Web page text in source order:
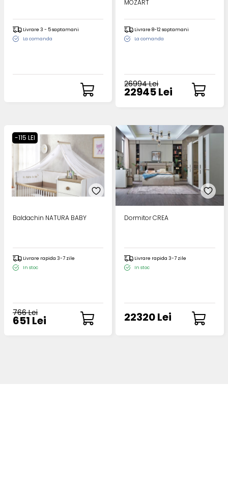
Livrare 3 - 5 saptamani
La comanda
MOZART
Livrare 8-12 saptamani
La comanda
26994 Lei
22945 Lei
-115 LEI
Baldachin NATURA BABY
Livrare rapida 3-7 zile
In stoc
766 Lei
651 Lei
Dormitor CREA
Livrare rapida 3-7 zile
In stoc
22320 Lei